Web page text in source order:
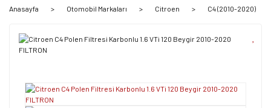
Anasayfa Otomobil Markaları Citroen C4 (2010-2020)